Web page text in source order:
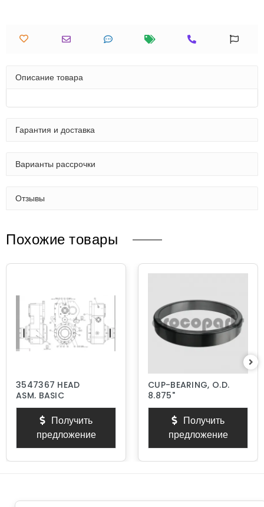
Описание товара
Гарантия и доставка
Варианты рассрочки
Отзывы
Похожие товары
3547367 HEAD
ASM, BASIC
Получить
предложение
CUP-BEARING, O.D.
8.875"
Получить
предложение